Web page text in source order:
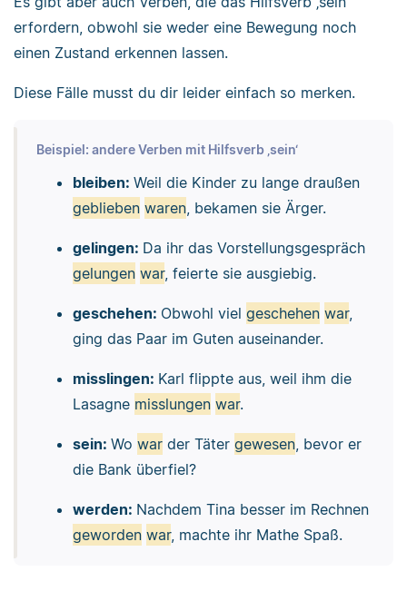
erfordern, obwohl sie weder eine Bewegung noch
einen Zustand erkennen lassen.
Diese Fälle musst du dir leider einfach so merken.
Beispiel: andere Verben mit Hilfsverb ‚sein‘
bleiben: Weil die Kinder zu lange draußen
geblieben waren, bekamen sie Ärger.
gelingen: Da ihr das Vorstellungsgespräch
gelungen war, feierte sie ausgiebig.
geschehen: Obwohl viel geschehen war,
ging das Paar im Guten auseinander.
misslingen: Karl flippte aus, weil ihm die
Lasagne misslungen war.
sein: Wo warder Täter gewesen, bevor er
die Bank überfiel?
werden: Nachdem Tina besser im Rechnen
geworden war, machte ihr Mathe Spaß.